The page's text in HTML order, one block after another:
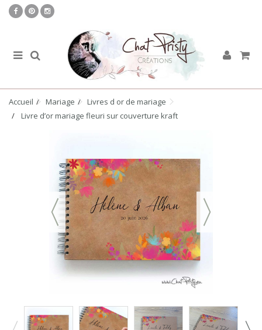
Accueil Mariage
Livres d or de mariage
Livre d’or mariage fleuri sur couverture kraft